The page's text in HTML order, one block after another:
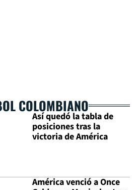
COLOMBIANO
Así quedó la tabla de
posiciones tras la
victoria de América
América venció a Once